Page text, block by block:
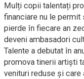
Mulți copii talentați
financiare nu le
pierde în fiecare an
deveni ambasadori
Talente a debutat în
promova tinerii artiști
venituri reduse și care